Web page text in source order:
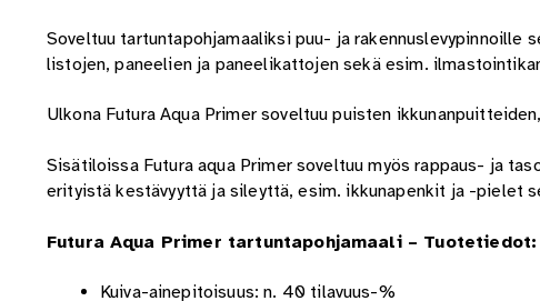
Soveltuu tartuntapohjamaaliksi puu- ja
listojen, paneelien ja paneelikattojen sekä esim.
Ulkona Futura Aqua Primer soveltuu puisten
Sisätiloissa Futura aqua Primer soveltuu myös rappaus- ja
erityistä kestävyyttä ja sileyttä, esim. ikkunapenkit ja -pielet
Futura Aqua Primer tartuntapohjamaali – Tuotetiedot:
Kuiva-ainepitoisuus: n. 40 tilavuus-%